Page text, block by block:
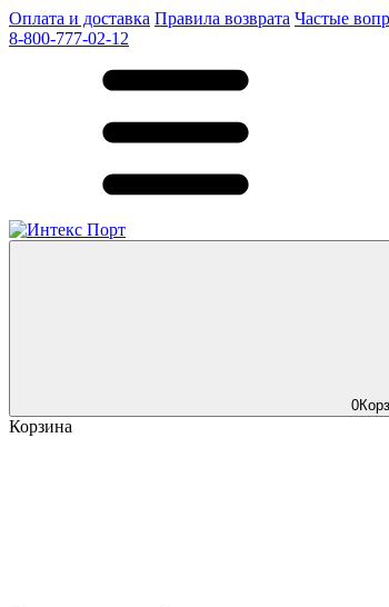
Оплата и доставка Правила возврата Частые
8-800-777-02-12
0
Корзина